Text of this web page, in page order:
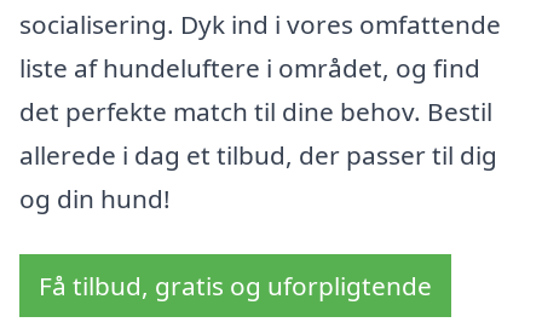
socialisering. Dyk ind i vores omfattende
liste af hundeluftere i området, og find
det perfekte match til dine behov. Bestil
allerede i dag et tilbud, der passer til dig
og din hund!
Få tilbud, gratis og uforpligtende